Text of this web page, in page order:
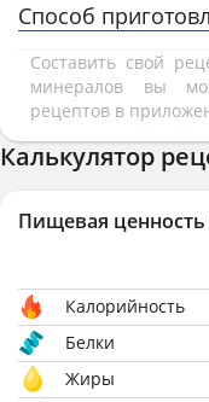
Способ
Составить свой
минералов вы
рецептов в
Калькулятор
Пищевая ценность
Калорийность
Белки
Жиры